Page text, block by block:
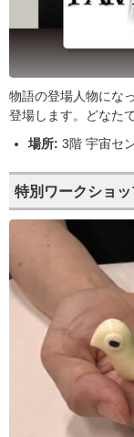
物語の登場人物にな
登場します。どなた
場所: 3階 宇宙セ
特別ワークショッ